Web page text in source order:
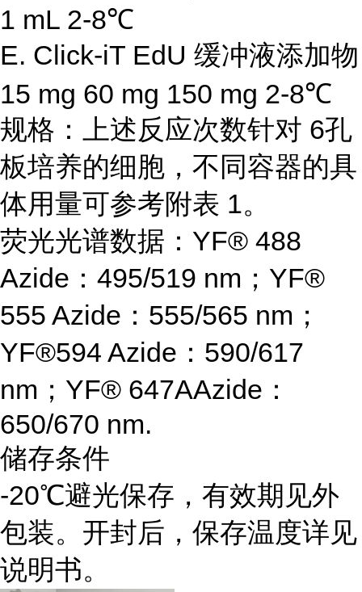
1 mL 2-8℃
E. Click-iT EdU 缓冲液添加物
15 mg 60 mg 150 mg 2-8℃
规格：上述反应次数针对 6孔
板培养的细胞，不同容器的具
体用量可参考附表 1。
荧光光谱数据：YF® 488
Azide：495/519 nm；YF®
555 Azide：555/565 nm；
YF®594 Azide：590/617
nm；YF® 647AAzide：
650/670 nm.
储存条件
-20℃避光保存，有效期见外
包装。开封后，保存温度详见
说明书。